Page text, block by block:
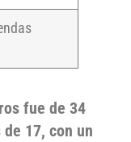
fue de 34
17, con un